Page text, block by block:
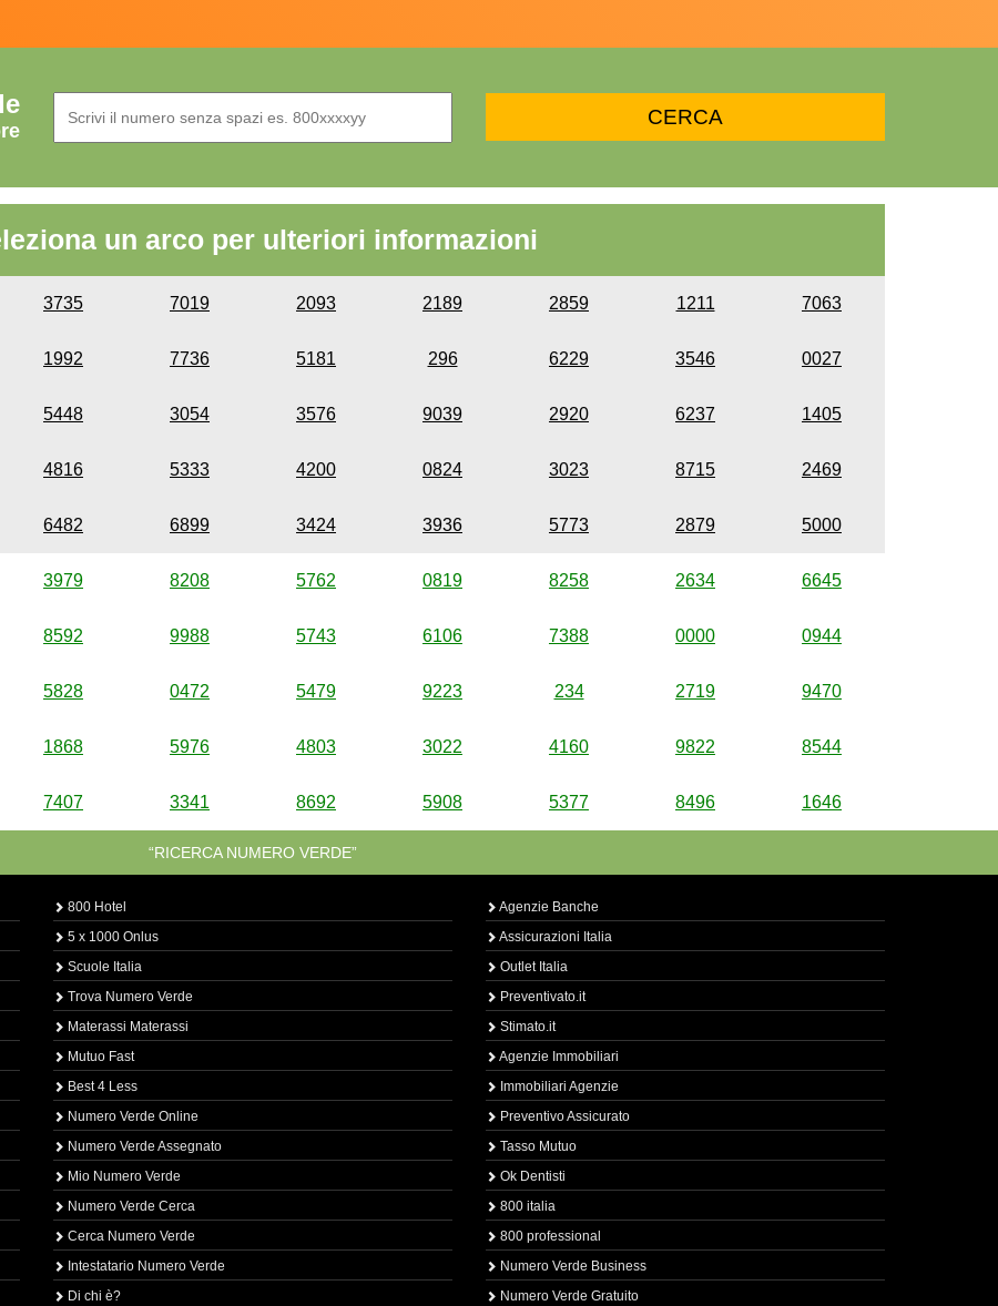
un arco per ulteriori informazioni
3735 7019 2093 2189 2859 1211 7063
1992 7736 5181 296 6229 3546 0027
5448 3054 3576 9039 2920 6237 1405
4816 5333 4200 0824 3023 8715 2469
6482 6899 3424 3936 5773 2879 5000
3979 8208 5762 0819 8258 2634 6645
8592 9988 5743 6106 7388 0000 0944
5828 0472 5479 9223 234 2719 9470
1868 5976 4803 3022 4160 9822 8544
7407 3341 8692 5908 5377 8496 1646
“RICERCA NUMERO VERDE”
800 Hotel
5 x 1000 Onlus
Scuole Italia
Trova Numero Verde
Materassi Materassi
Mutuo Fast
Best 4 Less
Numero Verde Online
Numero Verde Assegnato
Mio Numero Verde
Numero Verde Cerca
Cerca Numero Verde
Intestatario Numero Verde
Di chi è?
Agenzie Banche
Assicurazioni Italia
Outlet Italia
Preventivato.it
Stimato.it
Agenzie Immobiliari
Immobiliari Agenzie
Preventivo Assicurato
Tasso Mutuo
Ok Dentisti
800 italia
800 professional
Numero Verde Business
Numero Verde Gratuito